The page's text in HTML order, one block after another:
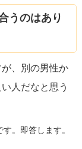
うのはあり
、別の男性か
人だなと思う
す。即答します。